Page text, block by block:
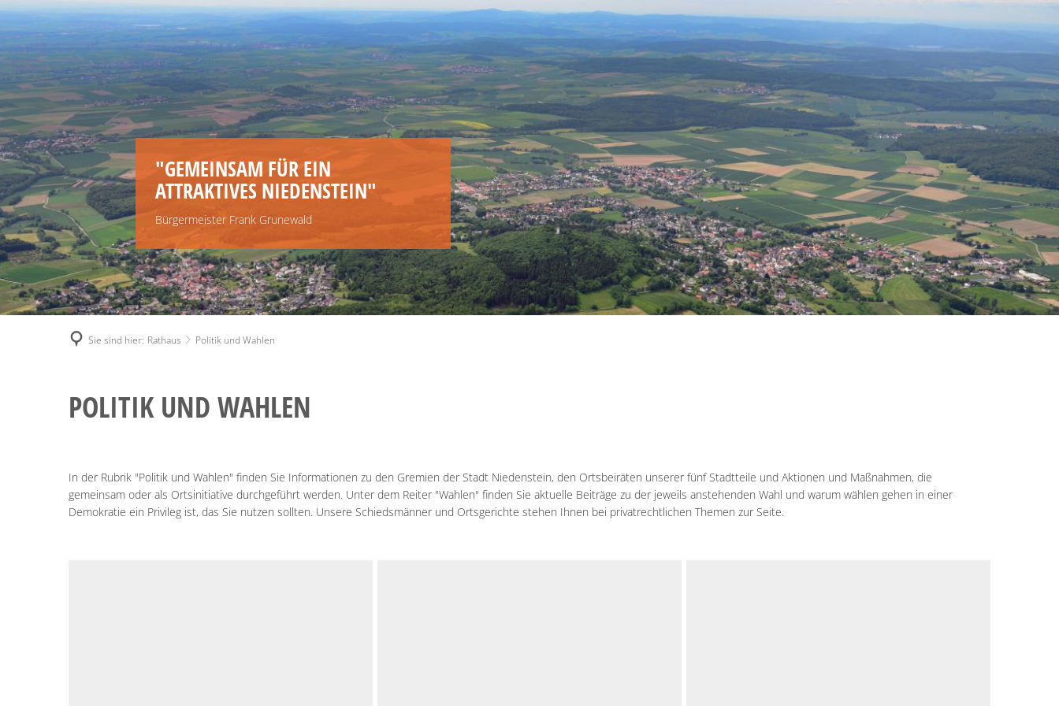
DIGITALER SERVICE RATHAUS LEBEN UND WOHNEN
"GEMEINSAM FÜR EIN
ATTRAKTIVES NIEDENSTEIN"
Bürgermeister Frank Grunewald
Sie sind hier: Rathaus Politik und Wahlen
POLITIK
WAHLEN
POLITIK UND WAHLEN
In der Rubrik "Politik und Wahlen" finden Sie Informationen zu den Gremien der Stadt Niedenstein, den Ortsbeiräten unserer fünf Stadtteile und Aktionen und Maßnahmen, die
gemeinsam oder als Ortsinitiative durchgeführt werden. Unter dem Reiter "Wahlen" finden Sie aktuelle Beiträge zu der jeweils anstehenden Wahl und warum wählen gehen in einer
Demokratie ein Privileg ist, das Sie nutzen sollten. Unsere Schiedsmänner und Ortsgerichte stehen Ihnen bei privatrechtlichen Themen zur Seite.